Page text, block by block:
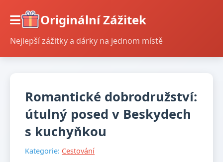
Originální Zážitek
Nejlepší zážitky a dárky na jednom místě
Romantické dobrodružství:
útulný posed v Beskydech
s kuchyňkou
Kategorie: Cestování